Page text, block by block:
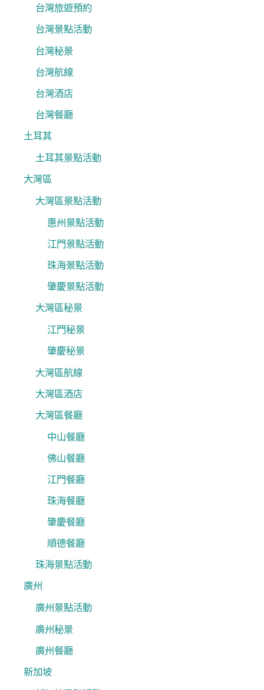
台灣旅遊預約
台灣景點活動
台灣秘景
台灣航線
台灣酒店
台灣餐廳
土耳其
土耳其景點活動
大灣區
大灣區景點活動
惠州景點活動
江門景點活動
珠海景點活動
肇慶景點活動
大灣區秘景
江門秘景
肇慶秘景
大灣區航線
大灣區酒店
大灣區餐廳
中山餐廳
佛山餐廳
江門餐廳
珠海餐廳
肇慶餐廳
順德餐廳
珠海景點活動
廣州
廣州景點活動
廣州秘景
廣州餐廳
新加坡